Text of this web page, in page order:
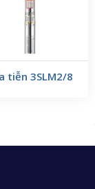
tiễn 3SLM2/8